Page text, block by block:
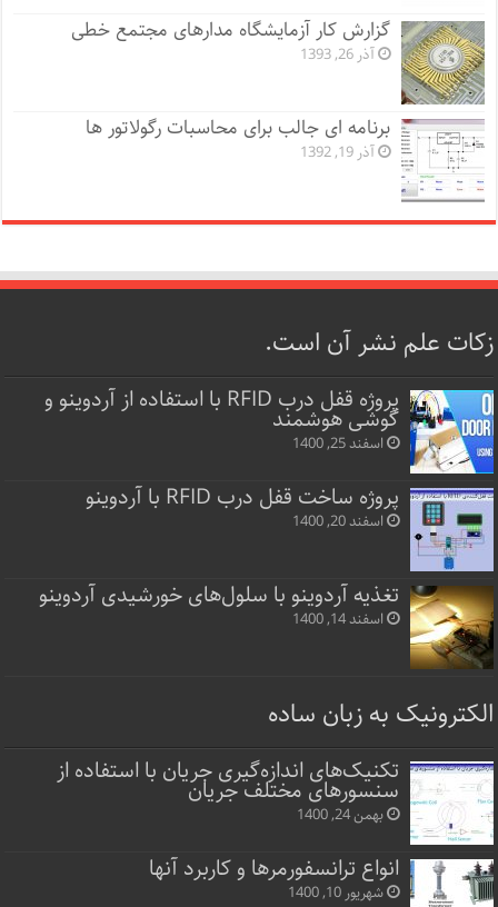
گزارش کار آزمایشگاه مدارهای مجتمع خطی
آذر 26, 1393
برنامه ای جالب برای محاسبات رگولاتور ها
آذر 19, 1392
زکات علم نشر آن است.
پروژه قفل‌ درب RFID با استفاده از آردوینو و
گوشی هوشمند
اسفند 25, 1400
پروژه ساخت قفل‌ درب RFID با آردوینو
اسفند 20, 1400
تغذیه آردوینو با سلول‌های خورشیدی آردوینو
اسفند 14, 1400
الکترونیک به زبان ساده
تکنیک‌های اندازه‌گیری جریان با استفاده از
سنسورهای مختلف جریان
بهمن 24, 1400
انواع ترانسفورمرها و کاربرد آنها
شهریور 10, 1400